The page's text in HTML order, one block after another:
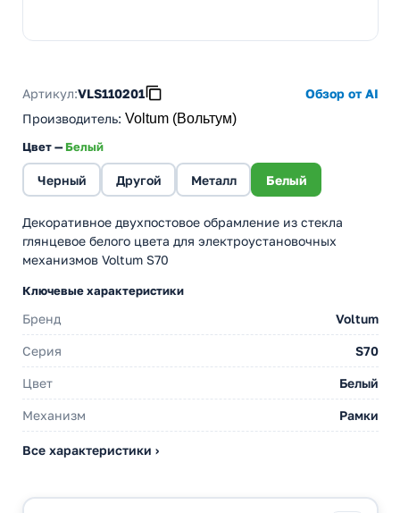
Артикул:VLS110201
Обзор от AI
Производитель: Voltum (Вольтум)
Цвет —Белый
Черный Другой Металл Белый
Декоративное двухпостовое обрамление из стекла
глянцевое белого цвета для электроустановочных
механизмов Voltum S70
Ключевые характеристики
Бренд Voltum
Серия S70
Цвет Белый
Механизм Рамки
Все характеристики ›